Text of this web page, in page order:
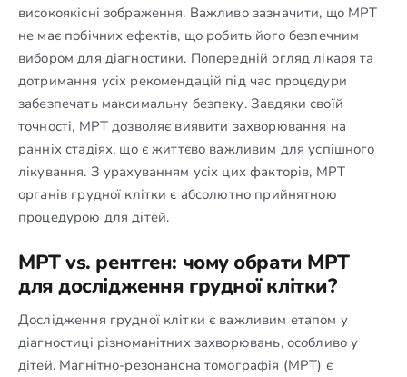
високоякісні зображення. Важливо зазначити, що МРТ
не має побічних ефектів, що робить його безпечним
вибором для діагностики. Попередній огляд лікаря та
дотримання усіх рекомендацій під час процедури
забезпечать максимальну безпеку. Завдяки своїй
точності, МРТ дозволяє виявити захворювання на
ранніх стадіях, що є життєво важливим для успішного
лікування. З урахуванням усіх цих факторів, МРТ
органів грудної клітки є абсолютно прийнятною
процедурою для дітей.
МРТ vs. рентген: чому обрати МРТ
для дослідження грудної клітки?
Дослідження грудної клітки є важливим етапом у
діагностиці різноманітних захворювань, особливо у
дітей. Магнітно-резонансна томографія (МРТ) є